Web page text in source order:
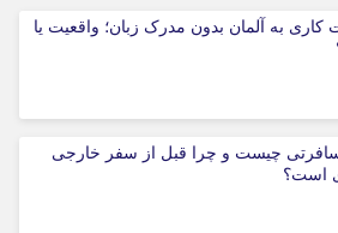
کاری به آلمان بدون مدرک زبان؛ واقعیت یا
چیست و چرا قبل از سفر خارجی
است؟